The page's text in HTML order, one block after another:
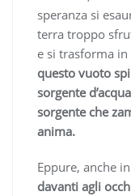
speranza si
terra troppo
e si trasforma in
questo vuoto
sorgente
sorgente che
anima.
Eppure, anche
davanti agli